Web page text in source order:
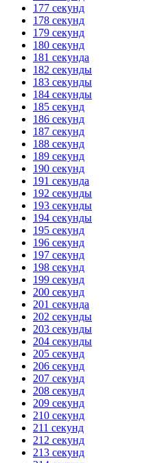
177 секунд
178 секунд
179 секунд
180 секунд
181 секунда
182 секунды
183 секунды
184 секунды
185 секунд
186 секунд
187 секунд
188 секунд
189 секунд
190 секунд
191 секунда
192 секунды
193 секунды
194 секунды
195 секунд
196 секунд
197 секунд
198 секунд
199 секунд
200 секунд
201 секунда
202 секунды
203 секунды
204 секунды
205 секунд
206 секунд
207 секунд
208 секунд
209 секунд
210 секунд
211 секунд
212 секунд
213 секунд